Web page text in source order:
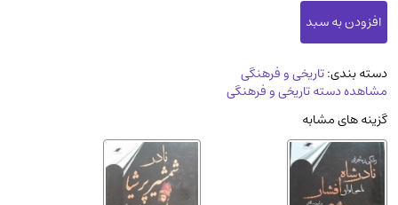
جغرافیا(9)
استخدامی و کاریابی دولتی و خصوصی.سوالـات
و آزمونها(2)
آموزشی و کنکوری
مدرسان شریف و انتشارت ارشد کتاب‌های..
دانشگاه پیامـ نور
دسته بندی:تاریخی و فرهنگی
مشاهده دسته تاریخی و فرهنگی
گزینه های مشابه